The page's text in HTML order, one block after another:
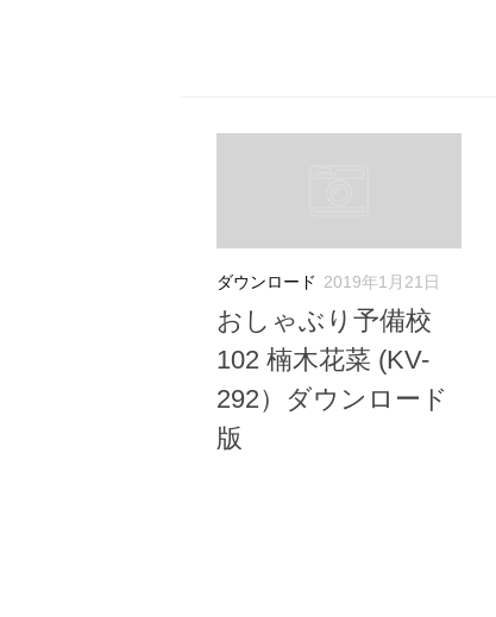
ダウンロード 2019年1月21日
おしゃぶり予備校
102 楠木花菜 (KV-
292）ダウンロード
版